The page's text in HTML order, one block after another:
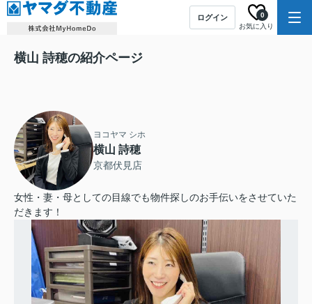
ログイン
お気に入り
0
横山 詩穂の紹介ページ
ヨコヤマ シホ
横山 詩穂
京都伏見店
女性・妻・母としての目線でも物件探しのお手伝いをさせていた
だきます！